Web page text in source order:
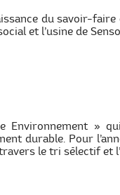
du savoir-
et l’usine de
Environnement »
durable. Pour
le tri sélectif et